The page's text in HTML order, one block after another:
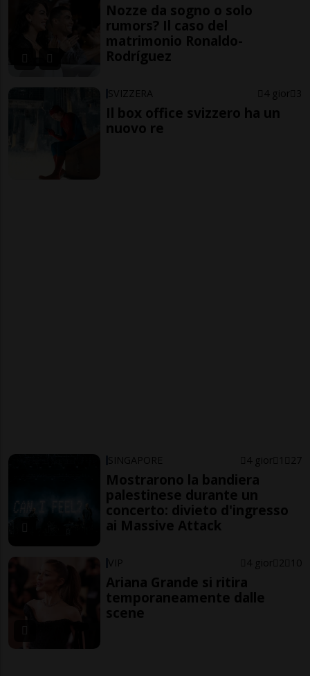
Nozze da sogno o solo
rumors? Il caso del
matrimonio Ronaldo-
Rodríguez
SVIZZERA 4 gior 3
Il box office svizzero ha un
nuovo re
SINGAPORE 4 gior 1 27
Mostrarono la bandiera
palestinese durante un
concerto: divieto d'ingresso
ai Massive Attack
VIP 4 gior 2 10
Ariana Grande si ritira
temporaneamente dalle
scene